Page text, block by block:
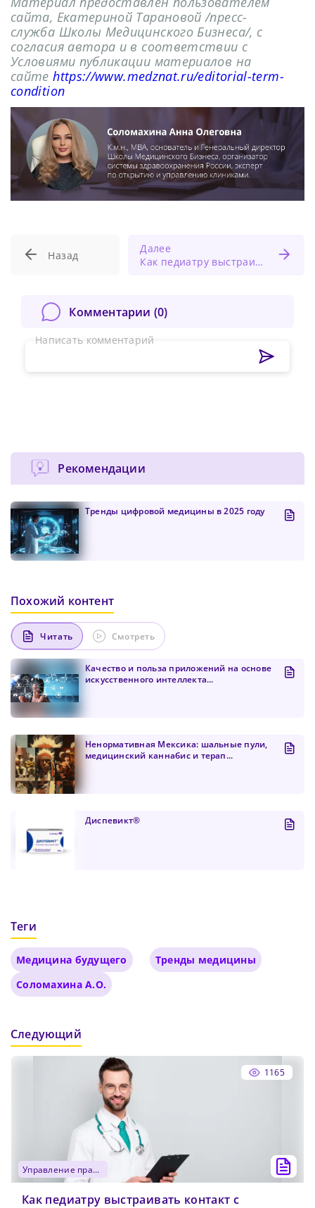
сайта, Екатериной Тарановой /пресс-
служба Школы Медицинского Бизнеса/, с
согласия автора и в соответствии с
Условиями публикации материалов на
сайте https://www.medznat.ru/editorial-term-
condition
Назад
Далее
Как педиатру выстраивать контакт с тревожными родителями детей-атопиков?
Комментарии (0)
Написать комментарий
Рекомендации
Тренды цифровой медицины в 2025 году
Похожий контент
Читать Смотреть
Качество и польза приложений на основе
искусственного интеллекта...
Ненормативная Мексика: шальные пули,
медицинский каннабис и терап...
Диспевикт®
Теги
Медицина будущего
Тренды медицины
Соломахина А.О.
Следующий
1165
управление практикой
Как педиатру выстраивать контакт с